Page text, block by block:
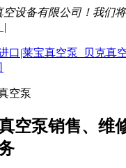
设备有限公司！我们
|
空泵
空泵销售、维